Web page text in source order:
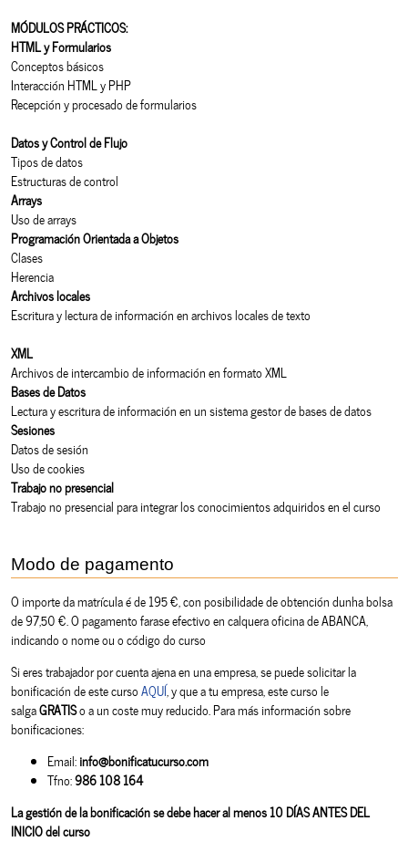
MÓDULOS PRÁCTICOS:
HTML y Formularios
Conceptos básicos
Interacción HTML y PHP
Recepción y procesado de formularios
Datos y Control de Flujo
Tipos de datos
Estructuras de control
Arrays
Uso de arrays
Programación Orientada a Objetos
Clases
Herencia
Archivos locales
Escritura y lectura de información en archivos locales de texto
XML
Archivos de intercambio de información en formato XML
Bases de Datos
Lectura y escritura de información en un sistema gestor de bases de datos
Sesiones
Datos de sesión
Uso de cookies
Trabajo no presencial
Trabajo no presencial para integrar los conocimientos adquiridos en el curso
Modo de pagamento
O importe da matrícula é de 195 €, con posibilidade de obtención dunha bolsa
de 97,50 €. O pagamento farase efectivo en calquera oficina de ABANCA,
indicando o nome ou o código do curso
Si eres trabajador por cuenta ajena en una empresa, se puede solicitar la
bonificación de este cursoAQUÍ, y que a tu empresa, este curso le
salgaGRATISo a un coste muy reducido. Para más información sobre
bonificaciones:
Email:info@bonificatucurso.com
Tfno:986 108 164
La gestión de la bonificación se debe hacer al menos 10 DÍAS ANTES DEL
INICIO del curso